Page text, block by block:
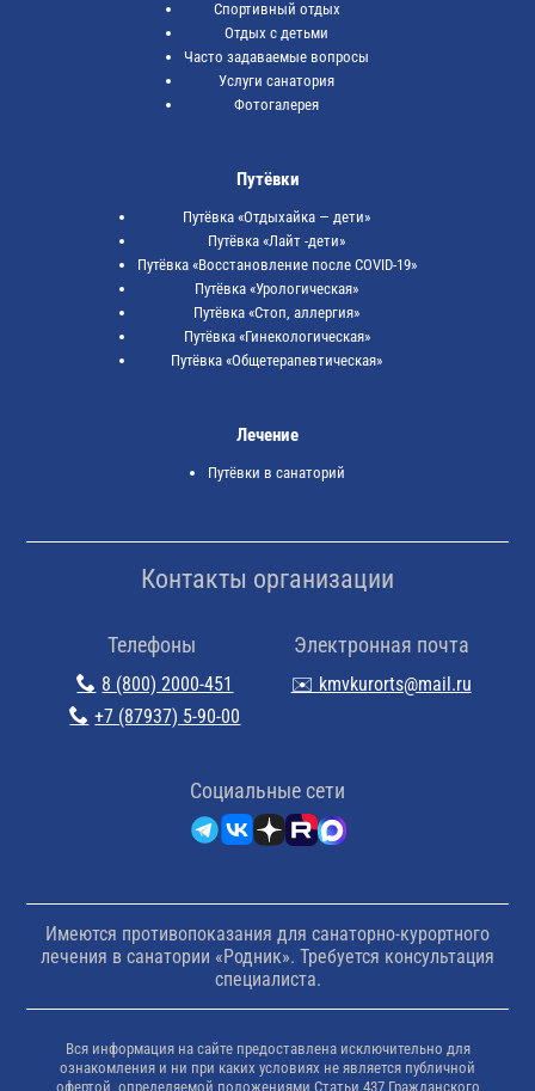
Спортивный отдых
Отдых с детьми
Часто задаваемые вопросы
Услуги санатория
Фотогалерея
Путёвки
Путёвка «Отдыхайка — дети»
Путёвка «Лайт -дети»
Путёвка «Восстановление после COVID-19»
Путёвка «Урологическая»
Путёвка «Стоп, аллергия»
Путёвка «Гинекологическая»
Путёвка «Общетерапевтическая»
Лечение
Путёвки в санаторий
Контакты организации
Телефоны
8 (800) 2000-451
+7 (87937) 5-90-00
Электронная почта
✉️ kmvkurorts@mail.ru
Cоциальные сети
Имеются противопоказания для санаторно-курортного
лечения в санатории «Родник». Требуется консультация
специалиста.
Вся информация на сайте предоставлена исключительно для
ознакомления и ни при каких условиях не является публичной
офертой, определяемой положениями Статьи 437 Гражданского